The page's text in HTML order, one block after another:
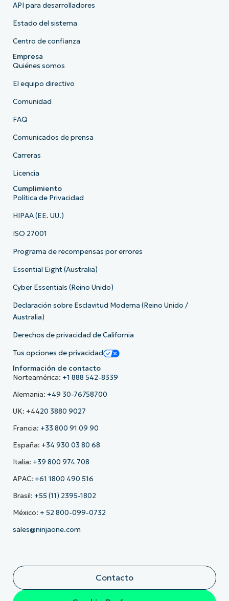
API para desarrolladores
Estado del sistema
Centro de confianza
Empresa
Quiénes somos
El equipo directivo
Comunidad
FAQ
Comunicados de prensa
Carreras
Licencia
Cumplimiento
Política de Privacidad
HIPAA (EE. UU.)
ISO 27001
Programa de recompensas por errores
Essential Eight (Australia)
Cyber Essentials (Reino Unido)
Declaración sobre Esclavitud Moderna (Reino Unido /
Australia)
Derechos de privacidad de California
Tus opciones de privacidad
Información de contacto
Norteamérica: +1 888 542-8339
Alemania: +49 30-76758700
UK: +4420 3880 9027
Francia: +33 800 91 09 90
España: +34 930 03 80 68
Italia: +39 800 974 708
APAC: +61 1800 490 516
Brasil: +55 (11) 2395-1802
México: + 52 800-099-0732
sales@ninjaone.com
Contacto